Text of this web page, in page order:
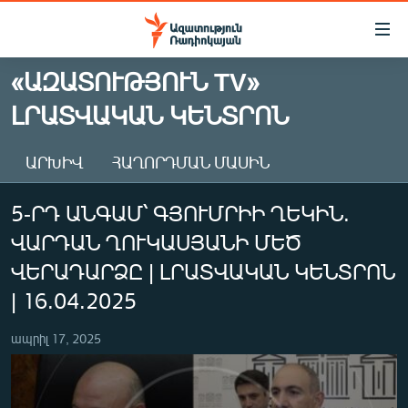
Մատչելիության
Անցնել
հիմնական
բովանդակությանը
հիմնական
ԱԶԱՏՈՒԹՅՈՒՆ TV
ՀԱՅԱՍՏԱՆ
ՔԱՂԱՔԱԿԱՆ
ԻՐԱՎՈՒՆՔ
ՏՆՏԵՍՈՒԹՅՈՒՆ
ՊԱՏԵՐԱԶՄԻ 6 ՇԱԲԱԹՆԵՐԸ
ՏԱՐԱԾԱՇՐՋԱՆ
«ԱԶԱՏՈՒԹՅՈՒՆ TV»
ԼՐԱՏՎԱԿԱՆ ԿԵՆՏՐՈՆ
ԱՐԽԻՎ ՀԱՂՈՐԴՄԱՆ ՄԱՍԻՆ
5-ՐԴ ԱՆԳԱՄ՝ ԳՅՈՒՄՐԻԻ ՂԵԿԻՆ.
ՎԱՐԴԱՆ ՂՈՒԿԱՍՅԱՆԻ ՄԵԾ
ՎԵՐԱԴԱՐՁԸ | ԼՐԱՏՎԱԿԱՆ ԿԵՆՏՐՈՆ
| 16.04.2025
ապրիլ 17, 2025